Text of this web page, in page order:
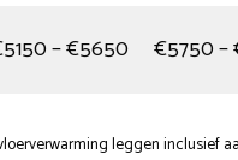
– €5650 €5750 –
leggen inclusief